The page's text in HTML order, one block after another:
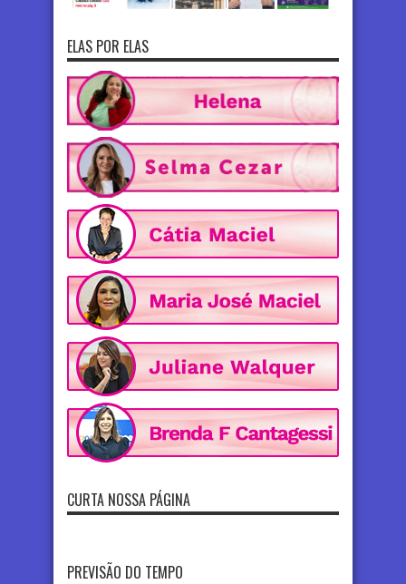
ELAS POR ELAS
CURTA NOSSA PÁGINA
PREVISÃO DO TEMPO